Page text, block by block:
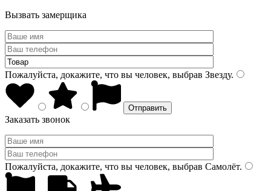
Вызвать замерщика
Пожалуйста, докажите, что вы человек, выбрав Звезду.
Заказать звонок
Пожалуйста, докажите, что вы человек, выбрав Самолёт.